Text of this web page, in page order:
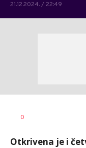
21.12.2024. / 22:49
AUTOR
0
Otkrivena je i